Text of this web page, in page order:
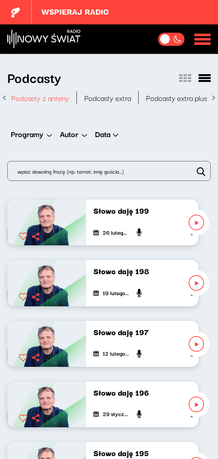
WSPIERAJ RADIO
Podcasty
Podcasty z anteny Podcasty extra Podcasty extra plus
Programy Autor Data
Słowo daję 199
26 lutego 2025 Jarosław
Słowo daję 198
19 lutego 2025 Jarosław
Słowo daję 197
12 lutego 2025 Jarosław
Słowo daję 196
29 stycznia 2025 Jarosław
Słowo daję 195